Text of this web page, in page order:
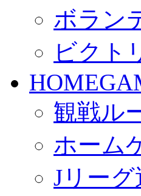
ボラン
ビクト
観戦ル
ホーム
Jリー